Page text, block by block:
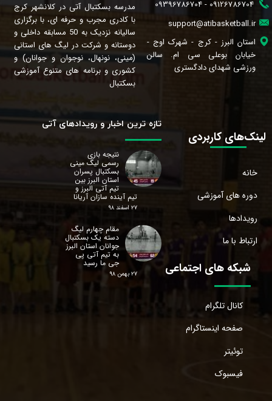
مدرسه بسکتبال آتی در کلانشهر کرج
با کادری مجرب و حرفه ای، با برگزاری
سالیانه نزدیک به 50 مسابقه داخلی و
دوستانه و شرکت در لیگ های استانی
(مینی، نونهال، نوجوان و جوانان) و
کشوری و برنامه های متنوع آموزشی
بسکتبال
09126786704 - 09396786704
support@atibasketball.ir
استان البرز - کرج - شهرک اوج -
خیابان بوعلی سی ام. سالن
ورزشی شهدای دادگستری
لینک‌های کاربردی
خانه
دوره های آموزشی
رویدادها
ارتباط با ما
تازه ترین اخبار و رویدادهای آتی
نتیجه بازی
رسمی لیگ مینی
بسکتبال پسران
استان البرز‌ بین
تیم آتی البرز و
تیم آینده سازان آریانا
۲۷ اسفند ۹۸
مقام چهارم لیگ
دسته یک بسکتبال
جوانان استان البرز‌
به تیم آتی پی
جی ما رسید
۲۷ بهمن ۹۸ شبکه های اجتماعی
کانال تلگرام
صفحه اینستاگرام
توئیتر
فیسبوک